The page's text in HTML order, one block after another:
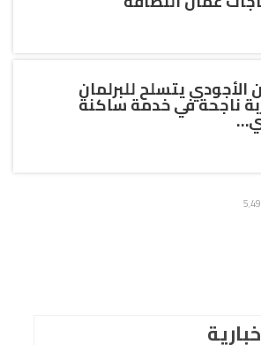
يتسلح للبرلمان
ناجحة في خدمة ساكنة